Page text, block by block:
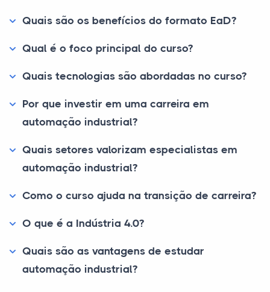
Quais são os benefícios do formato EaD?
Qual é o foco principal do curso?
Quais tecnologias são abordadas no curso?
Por que investir em uma carreira em
automação industrial?
Quais setores valorizam especialistas em
automação industrial?
Como o curso ajuda na transição de carreira?
O que é a Indústria 4.0?
Quais são as vantagens de estudar
automação industrial?